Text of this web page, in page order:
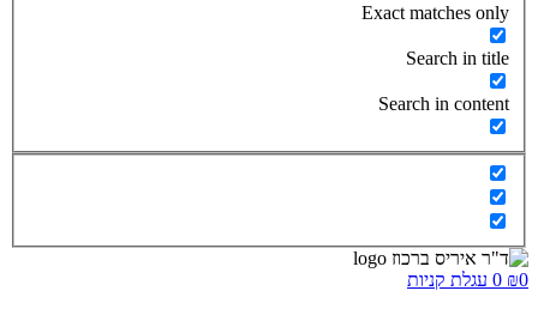
Exact matches only
Search in title
Search in content
₪0
0 עגלת קניות